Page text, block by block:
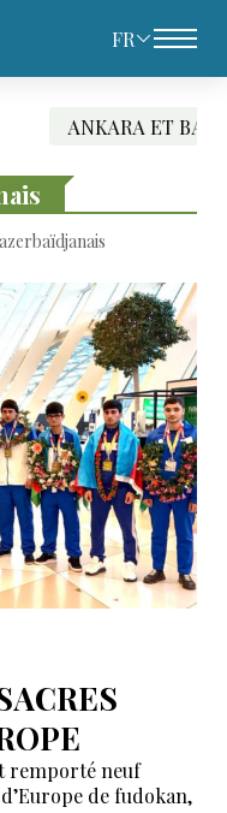
FR
ET BAGDAD
remporté neuf
de fudokan,